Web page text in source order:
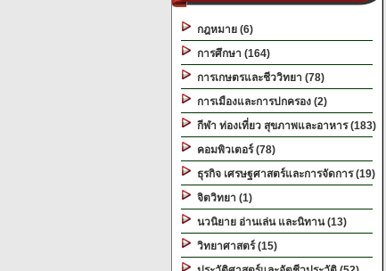
กฎหมาย (6)
การศึกษา (164)
การเกษตรและชีววิทยา (78)
การเมืองและการปกครอง (2)
กีฬา ท่องเที่ยว สุขภาพและอาหาร (183)
คอมพิวเตอร์ (78)
ธุรกิจ เศรษฐศาสตร์และการจัดการ (19)
จิตวิทยา (1)
นวนิยาย อ่านเล่น และนิทาน (13)
วิทยาศาสตร์ (15)